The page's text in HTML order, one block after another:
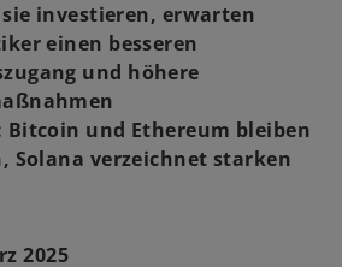
investieren, erwarten
einen besseren
und höhere
und Ethereum bleiben
Solana verzeichnet starken
2025